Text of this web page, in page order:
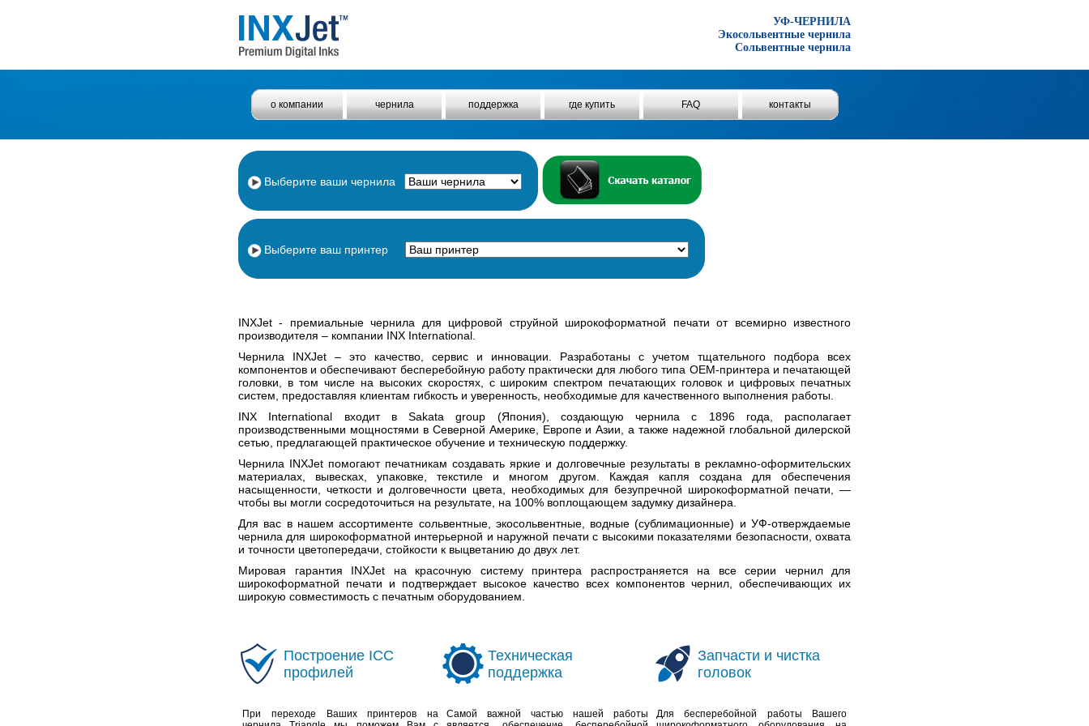
УФ-ЧЕРНИЛА
Экосольвентные чернила
Сольвентные чернила
о компании чернила поддержка где купить FAQ контакты
Выберите ваши чернила
Выберите ваш принтер
INXJet - премиальные чернила для цифровой струйной широкоформатной печати от всемирно известного
производителя – компании INX International.
Чернила INXJet – это качество, сервис и инновации. Разработаны с учетом тщательного подбора всех
компонентов и обеспечивают бесперебойную работу практически для любого типа OEM-принтера и печатающей
головки, в том числе на высоких скоростях, с широким спектром печатающих головок и цифровых печатных
систем, предоставляя клиентам гибкость и уверенность, необходимые для качественного выполнения работы.
INX International входит в Sakata group (Япония), создающую чернила с 1896 года, располагает
производственными мощностями в Северной Америке, Европе и Азии, а также надежной глобальной дилерской
сетью, предлагающей практическое обучение и техническую поддержку.
Чернила INXJet помогают печатникам создавать яркие и долговечные результаты в рекламно-оформительских
материалах, вывесках, упаковке, текстиле и многом другом. Каждая капля создана для обеспечения
насыщенности, четкости и долговечности цвета, необходимых для безупречной широкоформатной печати, —
чтобы вы могли сосредоточиться на результате, на 100% воплощающем задумку дизайнера.
Для вас в нашем ассортименте сольвентные, экосольвентные, водные (сублимационные) и УФ-отверждаемые
чернила для широкоформатной интерьерной и наружной печати с высокими показателями безопасности, охвата
и точности цветопередачи, стойкости к выцветанию до двух лет.
Мировая гарантия INXJet на красочную систему принтера распространяется на все серии чернил для
широкоформатной печати и подтверждает высокое качество всех компонентов чернил, обеспечивающих их
широкую совместимость с печатным оборудованием.
Построение ICC
профилей
Техническая
поддержка
Запчасти и чистка
головок
При переходе Ваших принтеров на
Самой важной частью нашей работы
Для бесперебойной работы Вашего